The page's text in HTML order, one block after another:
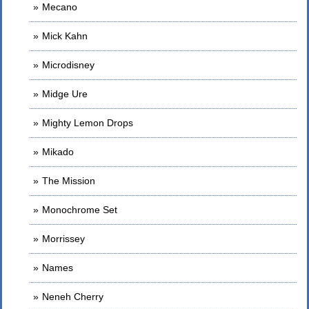
Mecano
Mick Kahn
Microdisney
Midge Ure
Mighty Lemon Drops
Mikado
The Mission
Monochrome Set
Morrissey
Names
Neneh Cherry